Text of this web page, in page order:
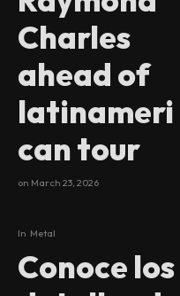
Charles
ahead of
latinameri
can tour
on March 23, 2026
In Metal
Conoce los